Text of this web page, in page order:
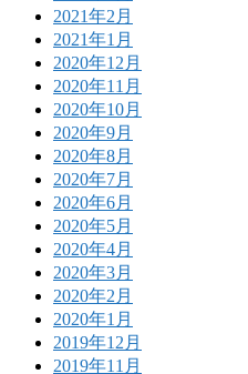
2021年2月
2021年1月
2020年12月
2020年11月
2020年10月
2020年9月
2020年8月
2020年7月
2020年6月
2020年5月
2020年4月
2020年3月
2020年2月
2020年1月
2019年12月
2019年11月